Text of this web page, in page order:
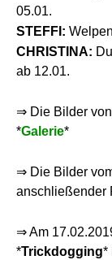
05.01.
STEFFI:
CHRISTINA:
ab 12.01.
⇒ Die Bilder
*Galerie*
⇒ Die Bilder
anschließender
⇒ Am
*Trickdogging*